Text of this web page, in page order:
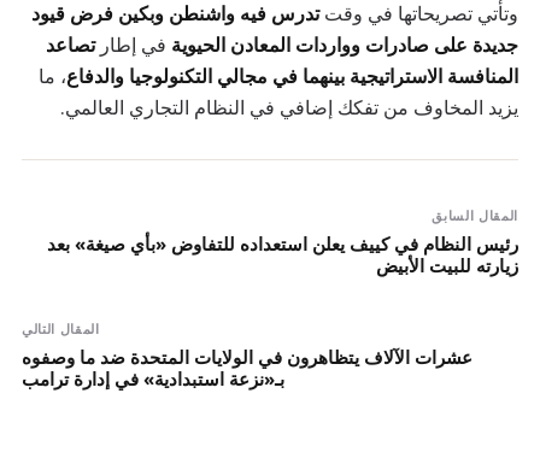
وتأتي تصريحاتها في وقتتدرس فيه واشنطن وبكين فرض قيود
جديدة على صادرات وواردات المعادن الحيوية في إطارتصاعد
المنافسة الاستراتيجية بينهما في مجالي التكنولوجيا والدفاع، ما
يزيد المخاوف من تفكك إضافي في النظام التجاري العالمي.
المقال السابق
رئيس النظام في كييف يعلن استعداده للتفاوض «بأي صيغة» بعد
زيارته للبيت الأبيض
المقال التالي
عشرات الآلاف يتظاهرون في الولايات المتحدة ضد ما وصفوه
بـ«نزعة استبدادية» في إدارة ترامب